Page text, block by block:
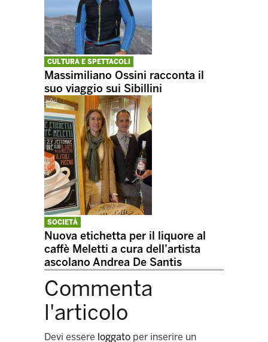
CULTURA E SPETTACOLI
Massimiliano Ossini racconta il
suo viaggio sui Sibillini
SOCIETÀ
Nuova etichetta per il liquore al
caffè Meletti a cura dell’artista
ascolano Andrea De Santis
Commenta
l'articolo
Devi essere loggato per inserire un